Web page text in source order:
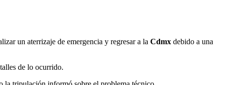
un aterrizaje de emergencia y regresar a la Cdmx debido a una
de lo ocurrido.